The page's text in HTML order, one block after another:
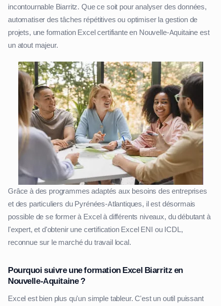
incontournable Biarritz. Que ce soit pour analyser des données,
automatiser des tâches répétitives ou optimiser la gestion de
projets, une formation Excel certifiante en Nouvelle-Aquitaine est
un atout majeur.
Grâce à des programmes adaptés aux besoins des entreprises
et des particuliers du Pyrénées-Atlantiques, il est désormais
possible de se former à Excel à différents niveaux, du débutant à
l'expert, et d'obtenir une certification Excel ENI ou ICDL,
reconnue sur le marché du travail local.
Pourquoi suivre une formation Excel Biarritz en
Nouvelle-Aquitaine ?
Excel est bien plus qu'un simple tableur. C'est un outil puissant